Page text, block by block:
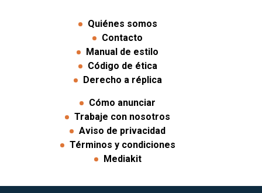
Quiénes somos
Contacto
Manual de estilo
Código de ética
Derecho a réplica
Cómo anunciar
Trabaje con nosotros
Aviso de privacidad
Términos y condiciones
Mediakit